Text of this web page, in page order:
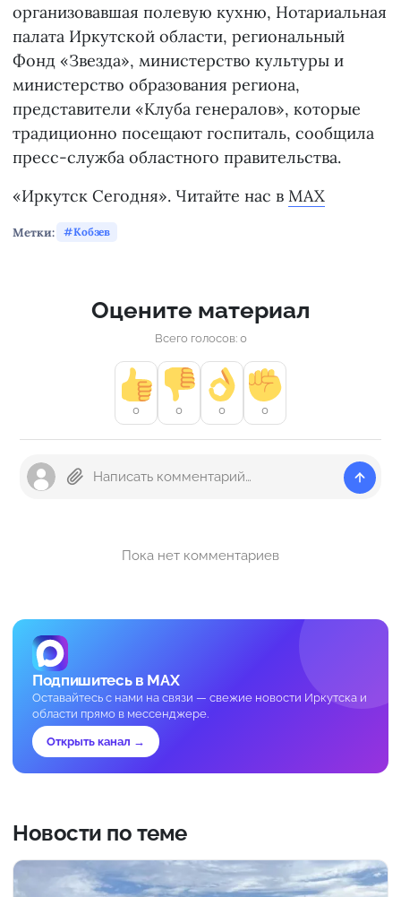
организовавшая полевую кухню, Нотариальная
палата Иркутской области, региональный
Фонд «Звезда», министерство культуры и
министерство образования региона,
представители «Клуба генералов», которые
традиционно посещают госпиталь, сообщила
пресс-служба областного правительства.
«Иркутск Сегодня». Читайте нас в MAX
Метки: Кобзев
Оцените материал
Всего голосов: 0
0 0 0 0
Пока нет комментариев
Подпишитесь в MAX
Оставайтесь с нами на связи — свежие новости Иркутска и
области прямо в мессенджере.
Открыть канал →
Новости по теме